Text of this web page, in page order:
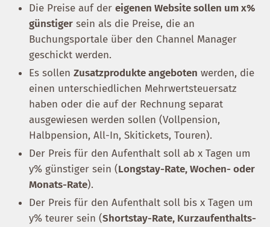
Die Preise auf der eigenen Website sollen um x%
günstiger sein als die Preise, die an
Buchungsportale über den Channel Manager
geschickt werden.
Es sollen Zusatzprodukte angeboten werden, die
einen unterschiedlichen Mehrwertsteuersatz
haben oder die auf der Rechnung separat
ausgewiesen werden sollen (Vollpension,
Halbpension, All-In, Skitickets, Touren).
Der Preis für den Aufenthalt soll ab x Tagen um
y% günstiger sein (Longstay-Rate, Wochen- oder
Monats-Rate).
Der Preis für den Aufenthalt soll bis x Tagen um
y% teurer sein (Shortstay-Rate, Kurzaufenthalts-